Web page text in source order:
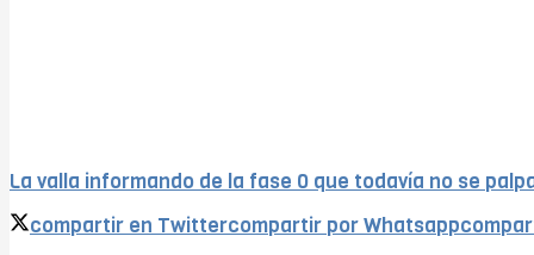
La valla informando de la fase 0 que todavía no se
compartir en Twittercompartir por Whatsapp